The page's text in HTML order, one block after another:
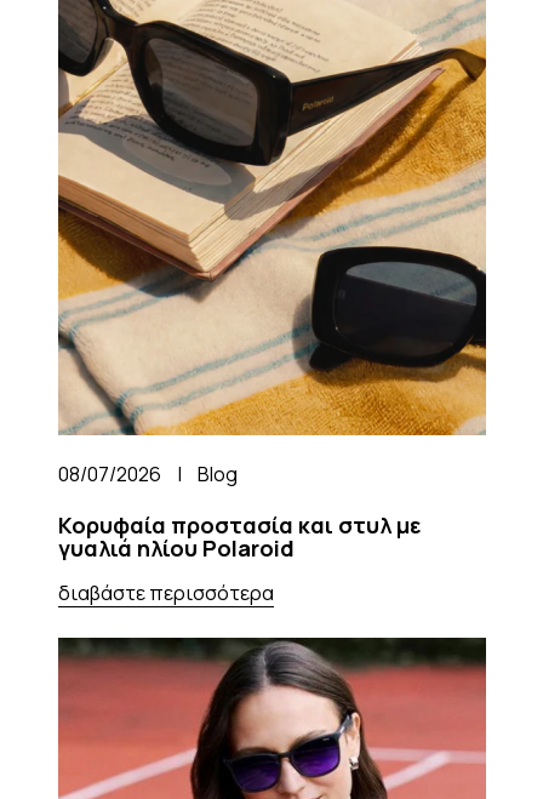
08/07/2026 | Blog
Κορυφαία προστασία και στυλ με
γυαλιά ηλίου Polaroid
διαβάστε περισσότερα